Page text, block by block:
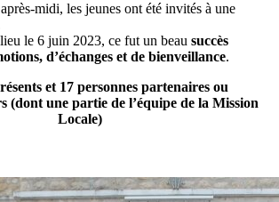
midi, les jeunes ont été invités à une
le 6 juin 2023, ce fut un beau succès
d’échanges et de bienveillance.
et 17 personnes partenaires ou
(dont une partie de l’équipe de la Mission
Locale)